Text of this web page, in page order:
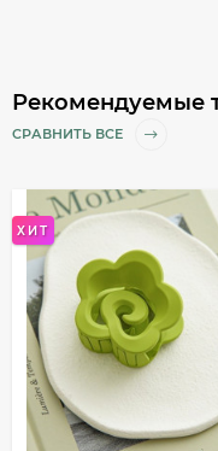
Рекомендуемые
СРАВНИТЬ ВСЕ
ХИТ